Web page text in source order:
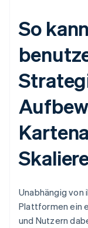
So
Unabhängig von
Plattformen ein
und Nutzern